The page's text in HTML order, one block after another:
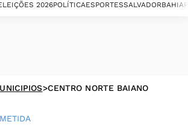
2026POLÍTICAESPORTESSALVADORBAHIA
>CENTRO NORTE BAIANO